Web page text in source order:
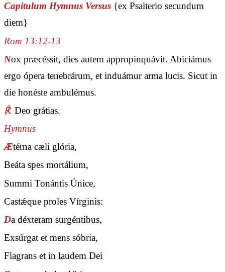
Capitulum Hymnus Versus {ex Psalterio secundum
diem}
Rom 13:12-13
Nox præcéssit, dies autem appropinquávit. Abiciámus
ergo ópera tenebrárum, et induámur arma lucis. Sicut in
die honéste ambulémus.
℟. Deo grátias.
Hymnus
Ætérna cæli glória,
Beáta spes mortálium,
Summi Tonántis Únice,
Castǽque proles Vírginis:
Da déxteram surgéntibus,
Exsúrgat et mens sóbria,
Flagrans et in laudem Dei